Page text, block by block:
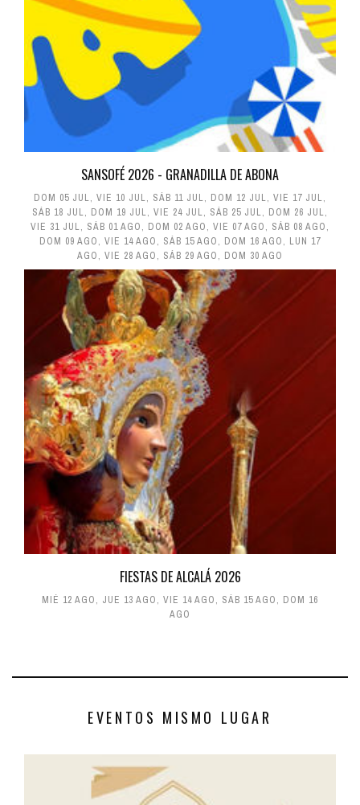
SANSOFÉ 2026 - GRANADILLA DE ABONA
DOM 05 JUL, VIE 10 JUL, SÁB 11 JUL, DOM 12 JUL, VIE 17 JUL,
SÁB 18 JUL, DOM 19 JUL, VIE 24 JUL, SÁB 25 JUL, DOM 26 JUL,
VIE 31 JUL, SÁB 01 AGO, DOM 02 AGO, VIE 07 AGO, SÁB 08 AGO,
DOM 09 AGO, VIE 14 AGO, SÁB 15 AGO, DOM 16 AGO, LUN 17
AGO, VIE 28 AGO, SÁB 29 AGO, DOM 30 AGO
FIESTAS DE ALCALÁ 2026
MIÉ 12 AGO, JUE 13 AGO, VIE 14 AGO, SÁB 15 AGO, DOM 16
AGO
EVENTOS MISMO LUGAR